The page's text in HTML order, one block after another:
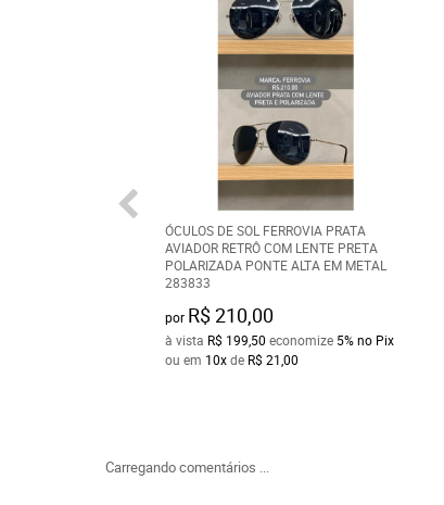
ÓCULOS DE SOL FERROVIA PRATA
AVIADOR RETRÔ COM LENTE PRETA
POLARIZADA PONTE ALTA EM METAL
283833
por R$ 210,00
à vista R$ 199,50 economize 5%no Pix
ou em 10xde R$ 21,00
Carregando comentários ...